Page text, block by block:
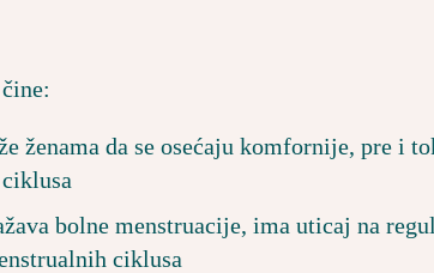
ženama da se osećaju komfornije, pre i
bolne menstruacije, ima uticaj na
ciklusa